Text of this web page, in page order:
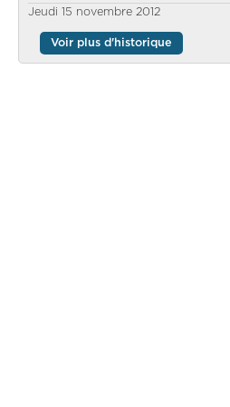
Jeudi 15 novembre 2012
Voir plus d'historique